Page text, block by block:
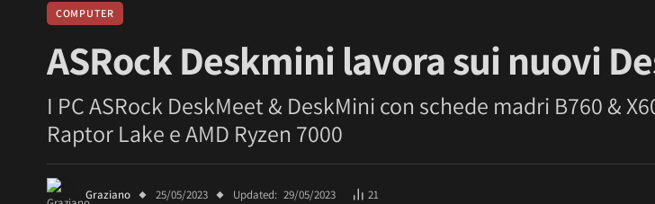
COMPUTER
ASRock Deskmini lavora sui nuovi
I PC ASRock DeskMeet & DeskMini con schede madri B760 &
Raptor Lake e AMD Ryzen 7000
Graziano 25/05/2023 Updated: 29/05/2023 21